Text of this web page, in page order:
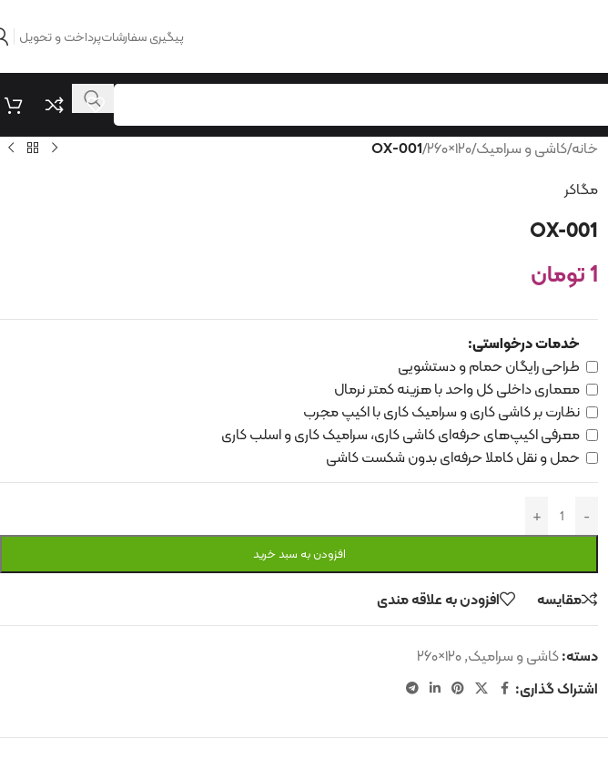
پیگیری سفارشاتپرداخت و تحویل
خانه/کاشی و سرامیک/۱۲۰×۲۶۰ /
OX-001
مگاکر
OX-001
1تومان
خدمات درخواستی:
طراحی رایگان حمام و دستشویی
معماری داخلی کل واحد با هزینه کمتر نرمال
نظارت بر کاشی کاری و سرامیک کاری با اکیپ مجرب
معرفی اکیپ‌های حرفه‌ای کاشی کاری، سرامیک کاری و اسلب کاری
حمل و نقل کاملا حرفه‌ای بدون شکست کاشی
افزودن به سبد خرید
مقایسه افزودن به علاقه مندی
دسته:کاشی و سرامیک,۱۲۰×۲۶۰
اشتراک گذاری: